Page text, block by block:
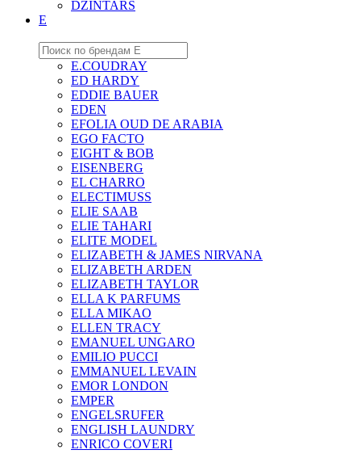
DZINTARS
E
E.COUDRAY
ED HARDY
EDDIE BAUER
EDEN
EFOLIA OUD DE ARABIA
EGO FACTO
EIGHT & BOB
EISENBERG
EL CHARRO
ELECTIMUSS
ELIE SAAB
ELIE TAHARI
ELITE MODEL
ELIZABETH & JAMES NIRVANA
ELIZABETH ARDEN
ELIZABETH TAYLOR
ELLA K PARFUMS
ELLA MIKAO
ELLEN TRACY
EMANUEL UNGARO
EMILIO PUCCI
EMMANUEL LEVAIN
EMOR LONDON
EMPER
ENGELSRUFER
ENGLISH LAUNDRY
ENRICO COVERI